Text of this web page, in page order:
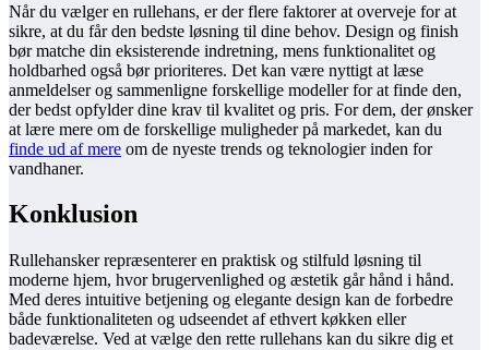
Når du vælger en rullehans, er der flere faktorer at overveje for at
sikre, at du får den bedste løsning til dine behov. Design og finish
bør matche din eksisterende indretning, mens funktionalitet og
holdbarhed også bør prioriteres. Det kan være nyttigt at læse
anmeldelser og sammenligne forskellige modeller for at finde den,
der bedst opfylder dine krav til kvalitet og pris. For dem, der ønsker
at lære mere om de forskellige muligheder på markedet, kan du
finde ud af mere om de nyeste trends og teknologier inden for
vandhaner.
Konklusion
Rullehansker repræsenterer en praktisk og stilfuld løsning til
moderne hjem, hvor brugervenlighed og æstetik går hånd i hånd.
Med deres intuitive betjening og elegante design kan de forbedre
både funktionaliteten og udseendet af ethvert køkken eller
badeværelse. Ved at vælge den rette rullehans kan du sikre dig et